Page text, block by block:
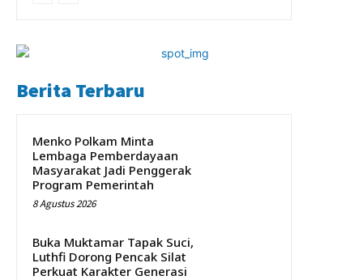
Berita Terbaru
Menko Polkam Minta
Lembaga Pemberdayaan
Masyarakat Jadi Penggerak
Program Pemerintah
8 Agustus 2026
Buka Muktamar Tapak Suci,
Luthfi Dorong Pencak Silat
Perkuat Karakter Generasi